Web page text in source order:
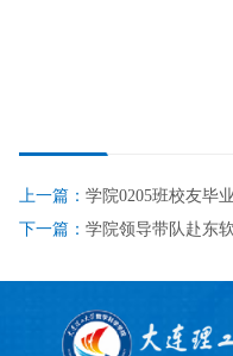
上一篇： 学院0205班校友毕
下一篇： 学院领导带队赴东